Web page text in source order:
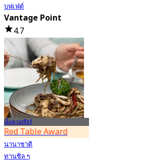
บุฟเฟ่ต์
Vantage Point
4.7
55.4K การจอง
จาก฿ 399
เอ็มควอเทียร์
Red Table Award
นานาชาติ
ทานชิล ๆ